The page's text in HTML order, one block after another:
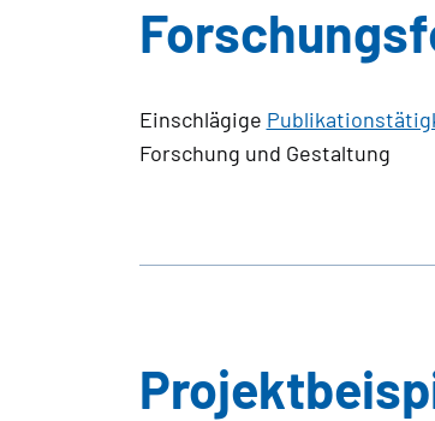
Einschlägige
Forschung und Gestaltung